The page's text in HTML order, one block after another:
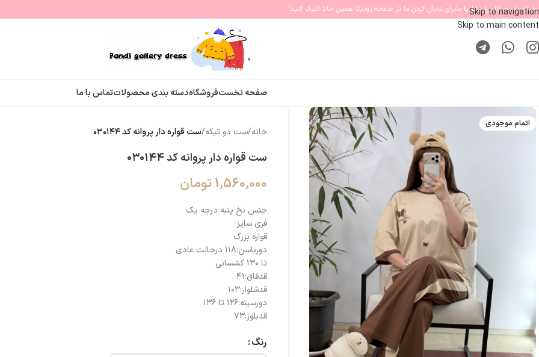
Skip to navigation
Skip to main content
پاندی گالریارتباط با مابرای دنبال کردن ما در صفحه روبیکا همین حالا کلیک کنید!
صفحه نخستفروشگاهدسته بندی محصولاتتماس با ما
اتمام موجودی
خانه/ست دو تیکه/ست قواره دار پروانه کد ۰۳۰۱۴۴
ست قواره دار پروانه کد ۰۳۰۱۴۴
1,560,000تومان
جنس نخ پنبه درجه یک
فری سایز
قواره بزرگ
دورباسن:۱۱۸ درحالت عادی
تا ۱۳۰ کشسانی
قدفاق:۴۱
قدشلوار:۱۰۳
دورسینه:۱۲۶ تا ۱۳۶
قدبلوز:۷۳
رنگ